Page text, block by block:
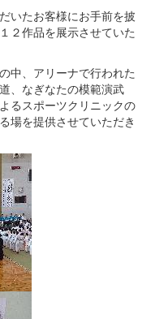
いたお客様にお手前を披
２作品を展示させていた
中、アリーナで行われた
、なぎなたの模範演武
るスポーツクリニックの
場を提供させていただき